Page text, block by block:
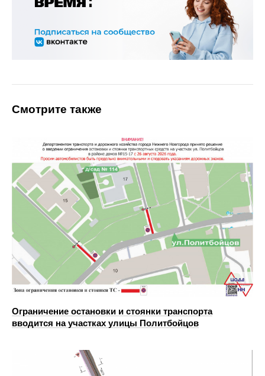
Смотрите также
Ограничение остановки и стоянки транспорта
вводится на участках улицы Политбойцов